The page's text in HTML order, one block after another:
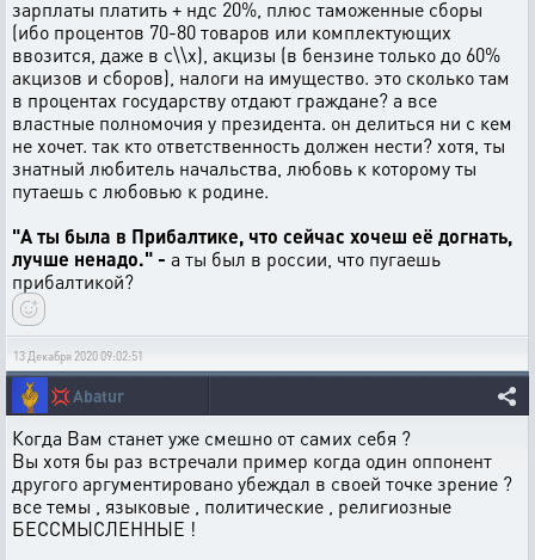
зарплаты платить + ндс 20%, плюс таможенные сборы
(ибо процентов 70-80 товаров или комплектующих
ввозится, даже в с\\х), акцизы (в бензине только до 60%
акцизов и сборов), налоги на имущество. это сколько там
в процентах государству отдают граждане? а все
властные полномочия у президента. он делиться ни с кем
не хочет. так кто ответственность должен нести? хотя, ты
знатный любитель начальства, любовь к которому ты
путаешь с любовью к родине.
"А ты была в Прибалтике, что сейчас хочеш её догнать,
лучше ненадо." - а ты был в россии, что пугаешь
прибалтикой?
13 Декабря 2020 09:02:51
💢Abatur
Когда Вам станет уже смешно от самих себя ?
Вы хотя бы раз встречали пример когда один оппонент
другого аргументировано убеждал в своей точке зрение ?
все темы , языковые , политические , религиозные
БЕССМЫСЛЕННЫЕ !